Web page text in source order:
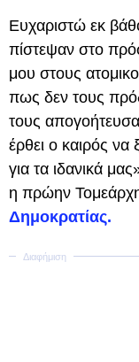
Ευχαριστώ εκ
πίστεψαν στο
μου στους
πως δεν τους
τους
έρθει ο καιρός
για τα ιδανικά
η πρώην
Δημοκρατίας.